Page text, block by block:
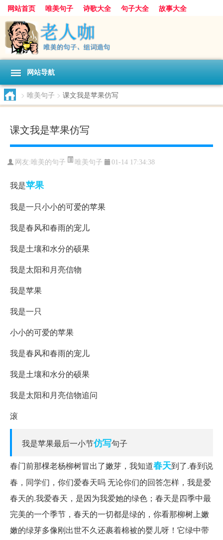
网站首页 唯美句子 诗歌大全 句子大全
故事大全
人生感悟
其他美文 美文欣赏
感人故事
句子分类
网站导航
> 唯美句子 > 课文我是苹果仿写
课文我是苹果仿写
网友: 唯美的句子 唯美句子 01-14 17:34:38
我是苹果
我是一只小小的可爱的苹果
我是春风和春雨的宠儿
我是土壤和水分的硕果
我是太阳和月亮信物
我是苹果
我是一只
小小的可爱的苹果
我是春风和春雨的宠儿
我是土壤和水分的硕果
我是太阳和月亮信物追问
滚
我是苹果最后一小节仿写句子
春门前那棵老杨柳树冒出了嫩芽，我知道春天到了.春到说
春，同学们，你们爱春天吗 无论你们的回答怎样，我是爱
春天的.我爱春天，是因为我爱她的绿色；春天是四季中最
完美的一个季节，春天的一切都是绿的，你看那柳树上嫩
嫩的绿芽多像刚出世不久还裹着棉被的婴儿呀！它绿中带